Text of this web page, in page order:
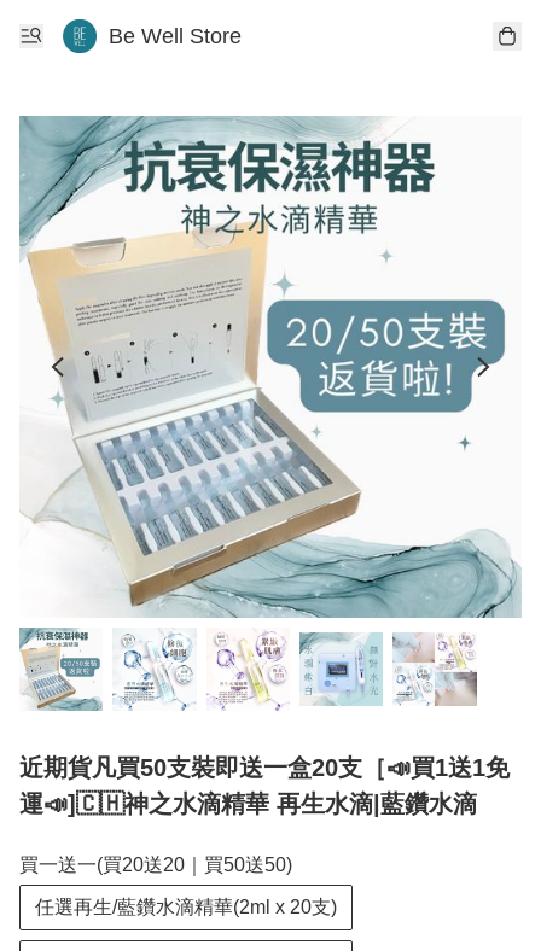
Be Well Store
近期貨凡買50支裝即送一盒20支［📣買1送1免
運📣]🇨🇭神之水滴精華 再生水滴|藍鑽水滴
買一送一(買20送20｜買50送50)
任選再生/藍鑽水滴精華(2ml x 20支)